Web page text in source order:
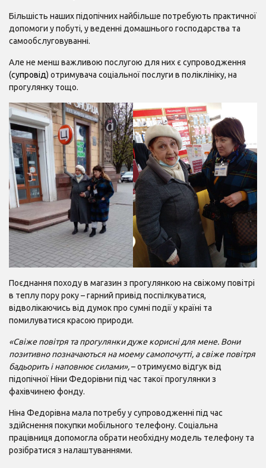
Більшість наших підопічних найбільше потребують практичної
допомоги у побуті, у веденні домашнього господарства та
самообслуговуванні.
Але не менш важливою послугою для них є супроводження
(супровід) отримувача соціальної послуги в поліклініку, на
прогулянку тощо.
Поєднання походу в магазин з прогулянкою на свіжому повітрі
в теплу пору року – гарний привід поспілкуватися,
відволікаючись від думок про сумні події у країні та
помилуватися красою природи.
«Свіже повітря та прогулянки дуже корисні для мене. Вони
позитивно позначаються на моему самопочутті, а свіже повітря
бадьорить і наповнює силами»,– отримуємо відгук від
підопічної Ніни Федорівни під час такої прогулянки з
фахівчинею фонду.
Ніна Федорівна мала потребу у супроводженні під час
здійснення покупки мобільного телефону. Соціальна
працівниця допомогла обрати необхідну модель телефону та
розібратися з налаштуваннями.